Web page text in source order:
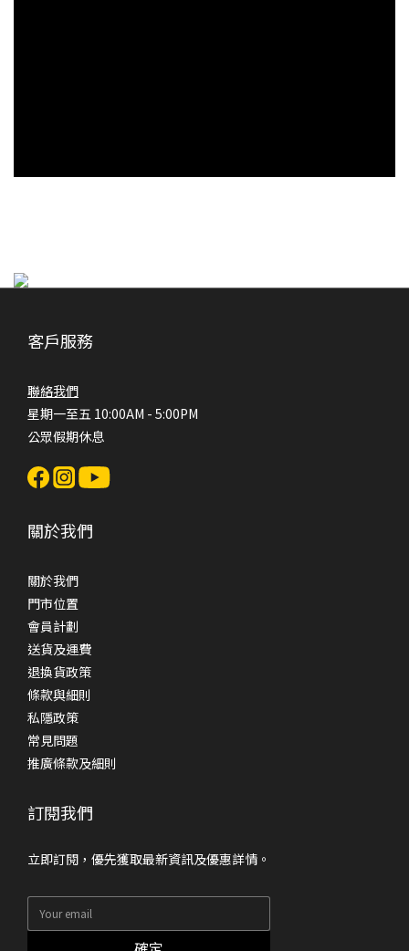
客戶服務
聯絡我們
星期一至五 10:00AM - 5:00PM
公眾假期休息
關於我們
關於我們
門市位置
會員計劃
送貨及運費
退換貨政策
條款與細則
私隱政策
常見問題
推廣條款及細則
訂閱我們
立即訂閱，優先獲取最新資訊及優惠詳情。